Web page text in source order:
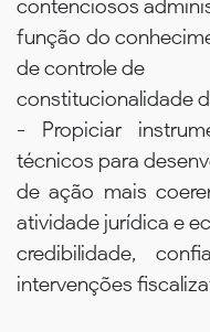
contenciosos
função do
de controle de
constitucionalidade
- Propiciar
técnicos para
de ação mais
atividade jurídica e
credibilidade,
intervenções